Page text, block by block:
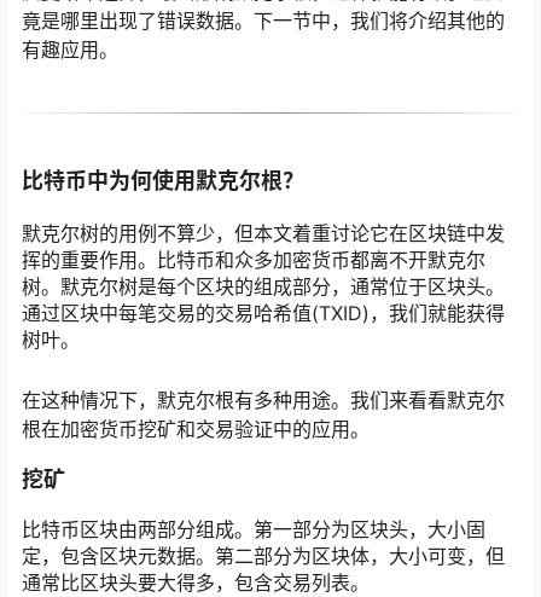
竟是哪里出现了错误数据。下一节中，我们将介绍其他的
有趣应用。
比特币中为何使用默克尔根？
默克尔树的用例不算少，但本文着重讨论它在区块链中发
挥的重要作用。比特币和众多加密货币都离不开默克尔
树。默克尔树是每个区块的组成部分，通常位于区块头。
通过区块中每笔交易的交易哈希值(TXID)，我们就能获得
树叶。
在这种情况下，默克尔根有多种用途。我们来看看默克尔
根在加密货币挖矿和交易验证中的应用。
挖矿
比特币区块由两部分组成。第一部分为区块头，大小固
定，包含区块元数据。第二部分为区块体，大小可变，但
通常比区块头要大得多，包含交易列表。